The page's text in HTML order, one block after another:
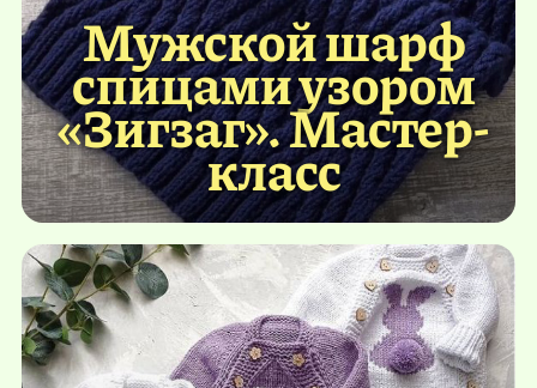
Мужской шарф
спицами узором
«Зигзаг». Мастер-
класс